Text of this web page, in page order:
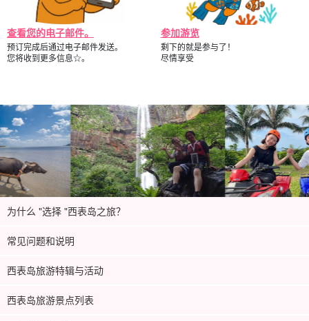
查看您的电子邮件。
预订完成后通过电子邮件发送。
您将收到更多信息☆。
参加游览
剩下的就是参与了！
尽情享受
为什么 "选择 "西表岛之旅？
常见问题和说明
西表岛旅游特辑与活动
西表岛旅游景点列表